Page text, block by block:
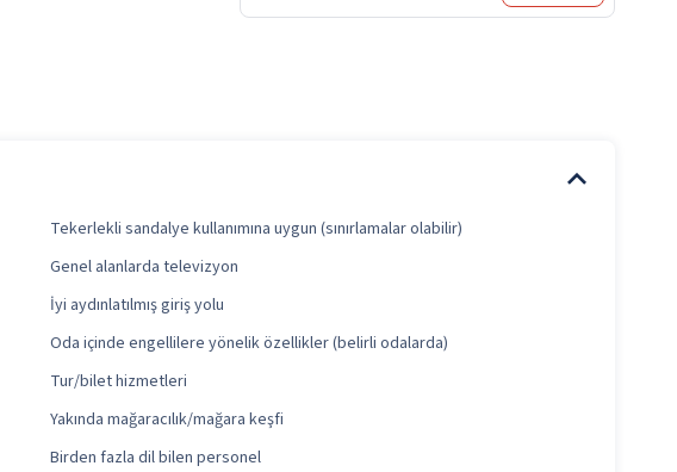
Tekerlekli sandalye kullanımına uygun (sınırlamalar olabilir)
Genel alanlarda televizyon
İyi aydınlatılmış giriş yolu
Oda içinde engellilere yönelik özellikler (belirli odalarda)
Tur/bilet hizmetleri
Yakında mağaracılık/mağara keşfi
Birden fazla dil bilen personel